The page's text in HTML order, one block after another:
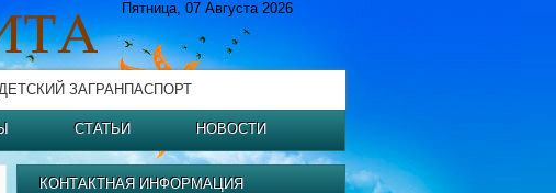
Пятница, 07 Августа 2026
ЗАГРАНПАСПОРТ
СТАТЬИ НОВОСТИ
КОНТАКТНАЯ ИНФОРМАЦИЯ